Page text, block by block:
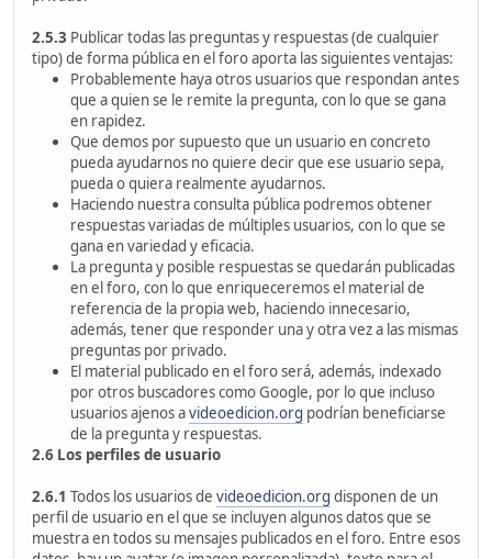
2.5.3 Publicar todas las preguntas y respuestas (de cualquier
tipo) de forma pública en el foro aporta las siguientes ventajas:
Probablemente haya otros usuarios que respondan antes
que a quien se le remite la pregunta, con lo que se gana
en rapidez.
Que demos por supuesto que un usuario en concreto
pueda ayudarnos no quiere decir que ese usuario sepa,
pueda o quiera realmente ayudarnos.
Haciendo nuestra consulta pública podremos obtener
respuestas variadas de múltiples usuarios, con lo que se
gana en variedad y eficacia.
La pregunta y posible respuestas se quedarán publicadas
en el foro, con lo que enriqueceremos el material de
referencia de la propia web, haciendo innecesario,
además, tener que responder una y otra vez a las mismas
preguntas por privado.
El material publicado en el foro será, además, indexado
por otros buscadores como Google, por lo que incluso
usuarios ajenos avideoedicion.org podrían beneficiarse
de la pregunta y respuestas.
2.6 Los perfiles de usuario
2.6.1 Todos los usuarios de videoedicion.org disponen de un
perfil de usuario en el que se incluyen algunos datos que se
muestra en todos su mensajes publicados en el foro. Entre esos